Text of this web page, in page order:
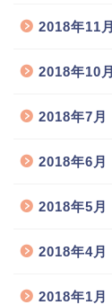
2018年11月
2018年10月
2018年7月
2018年6月
2018年5月
2018年4月
2018年1月